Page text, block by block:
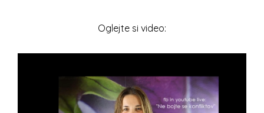
Oglejte si video: